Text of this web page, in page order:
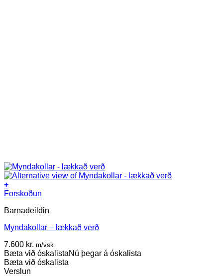
+
This
has
variants.
options
may
be
chosen
Forskoðun
Barnadeildin
Myndakollar – lækkað verð
7.600 kr. m/vsk
Bæta við óskalistaNú þegar á óskalista
Bæta við óskalista
Verslun